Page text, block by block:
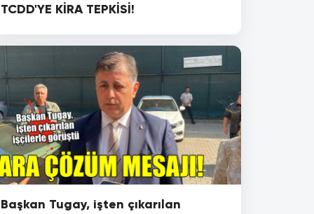
TCDD'YE KİRA TEPKİSİ!
Başkan Tugay, işten çıkarılan